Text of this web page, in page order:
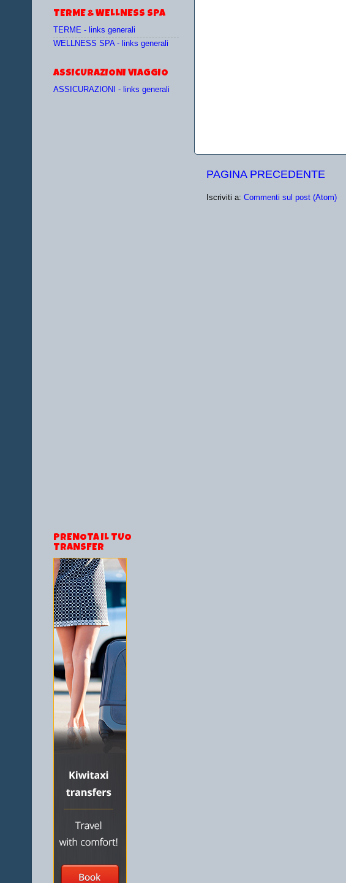
PAGINA PRECEDENTE
Iscriviti a: Commenti sul post (Atom)
TERME & WELLNESS SPA
TERME - links generali
WELLNESS SPA - links generali
ASSICURAZIONI VIAGGIO
ASSICURAZIONI - links generali
PRENOTA IL TUO
TRANSFER